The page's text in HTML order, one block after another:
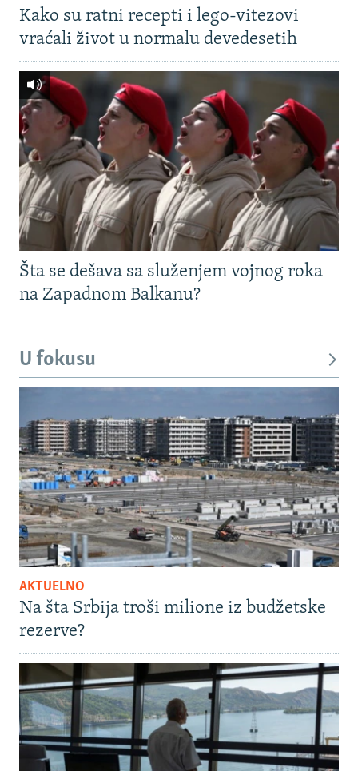
Kako su ratni recepti i lego-vitezovi
vraćali život u normalu devedesetih
Šta se dešava sa služenjem vojnog roka
na Zapadnom Balkanu?
U fokusu
AKTUELNO
Na šta Srbija troši milione iz budžetske
rezerve?